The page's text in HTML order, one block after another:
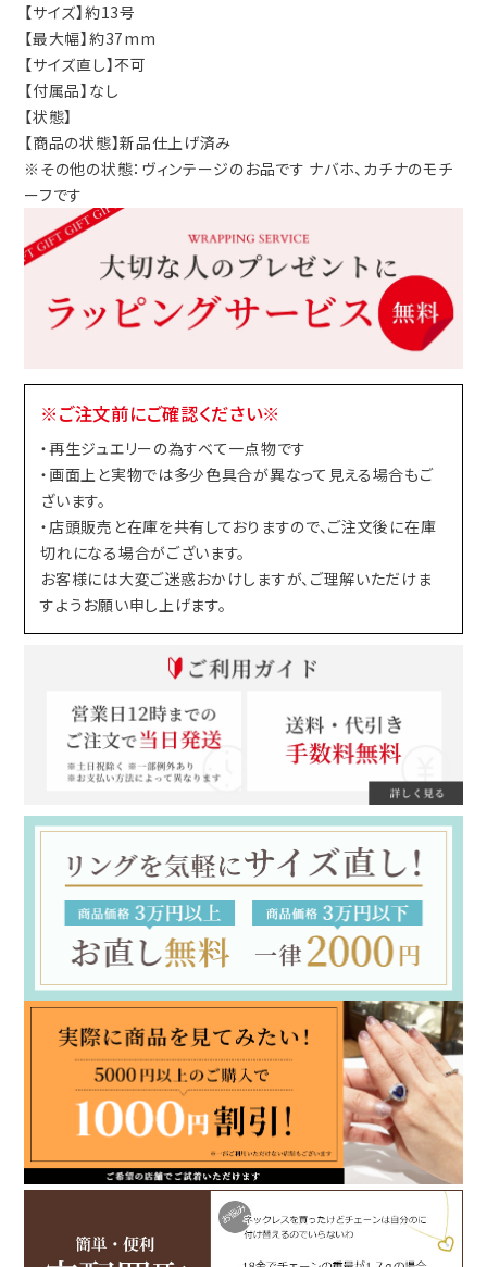
【サイズ】約13号
【最大幅】約37mm
【サイズ直し】不可
【付属品】なし
【状態】
【商品の状態】新品仕上げ済み
※その他の状態：ヴィンテージのお品です ナバホ、カチナのモチ
ーフです
※ご注文前にご確認ください※
・再生ジュエリーの為すべて一点物です
・画面上と実物では多少色具合が異なって見える場合もご
ざいます。
・店頭販売と在庫を共有しておりますので、ご注文後に在庫
切れになる場合がございます。
お客様には大変ご迷惑おかけしますが、ご理解いただけま
すようお願い申し上げます。